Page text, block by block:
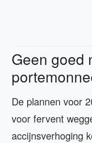
Geen goed
De plannen voor
voor fervent
accijnsverhoging